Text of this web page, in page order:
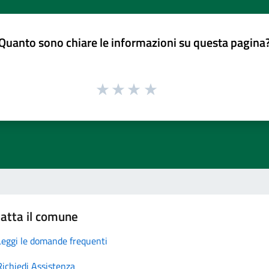
sono chiare le informazioni su questa
il comune
le domande frequenti
Assistenza